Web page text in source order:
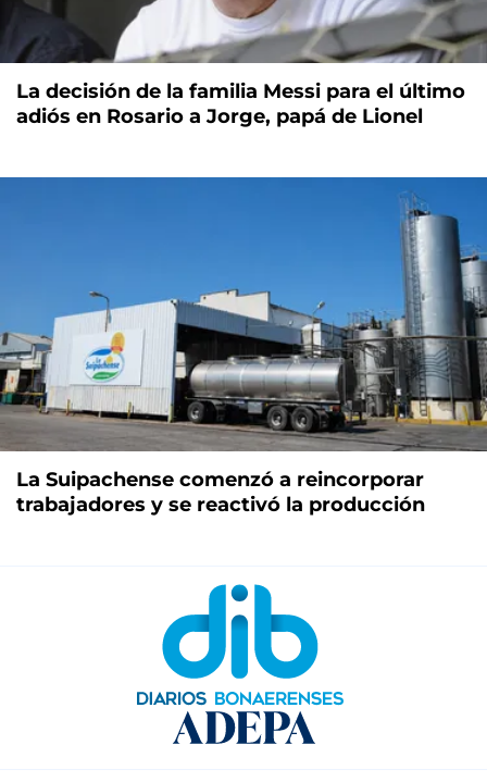
La decisión de la familia Messi para el último
adiós en Rosario a Jorge, papá de Lionel
La Suipachense comenzó a reincorporar
trabajadores y se reactivó la producción